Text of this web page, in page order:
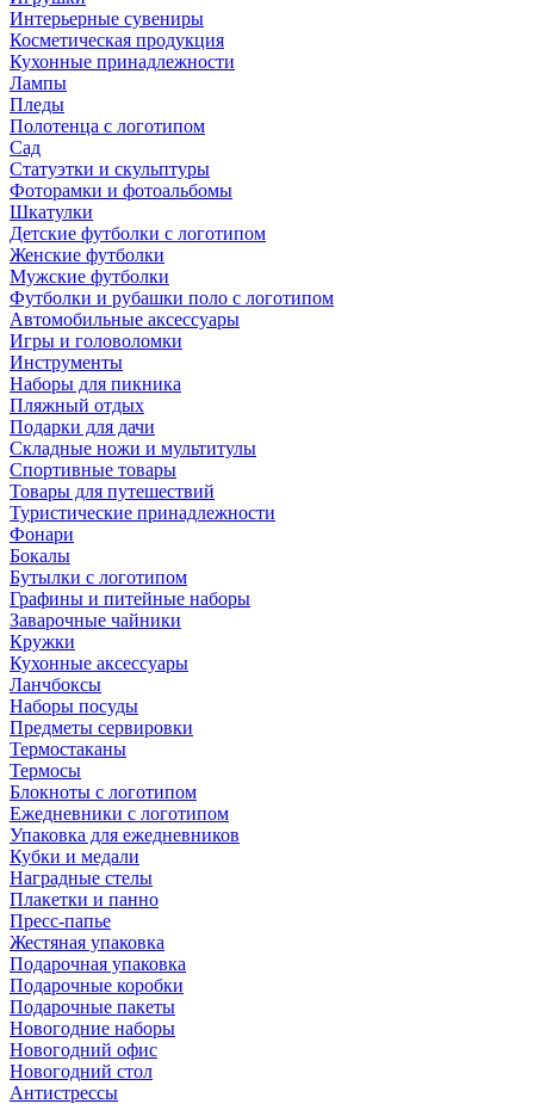
Интерьерные сувениры
Косметическая продукция
Кухонные принадлежности
Лампы
Пледы
Полотенца с логотипом
Сад
Статуэтки и скульптуры
Фоторамки и фотоальбомы
Шкатулки
Детские футболки с логотипом
Женские футболки
Мужские футболки
Футболки и рубашки поло с логотипом
Автомобильные аксессуары
Игры и головоломки
Инструменты
Наборы для пикника
Пляжный отдых
Подарки для дачи
Складные ножи и мультитулы
Спортивные товары
Товары для путешествий
Туристические принадлежности
Фонари
Бокалы
Бутылки с логотипом
Графины и питейные наборы
Заварочные чайники
Кружки
Кухонные аксессуары
Ланчбоксы
Наборы посуды
Предметы сервировки
Термостаканы
Термосы
Блокноты с логотипом
Ежедневники с логотипом
Упаковка для ежедневников
Кубки и медали
Наградные стелы
Плакетки и панно
Пресс-папье
Жестяная упаковка
Подарочная упаковка
Подарочные коробки
Подарочные пакеты
Новогодние наборы
Новогодний офис
Новогодний стол
Антистрессы